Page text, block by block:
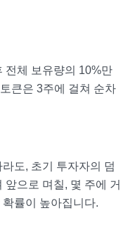
전체 보유량의 10%만
큰은 3주에 걸쳐 순차
도, 초기 투자자의 덤
으로 며칠, 몇 주에 거
률이 높아집니다.